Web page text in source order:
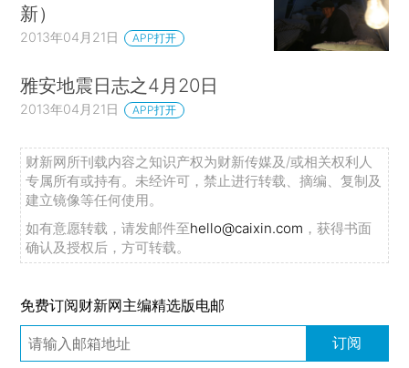
新）
2013年04月21日 APP打开
雅安地震日志之4月20日
2013年04月21日 APP打开
财新网所刊载内容之知识产权为财新传媒及/或相关权利人
专属所有或持有。未经许可，禁止进行转载、摘编、复制及
建立镜像等任何使用。
如有意愿转载，请发邮件至hello@caixin.com ，获得书面
确认及授权后，方可转载。
免费订阅财新网主编精选版电邮
订阅